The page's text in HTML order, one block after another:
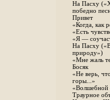
На Пасху
победно
Привет
«Когда, как
«Есть
«Я —
На Пасху
природу»)
«Мне жаль
Босяк
«Не верь,
горы...»
«Волшебной
Траурное